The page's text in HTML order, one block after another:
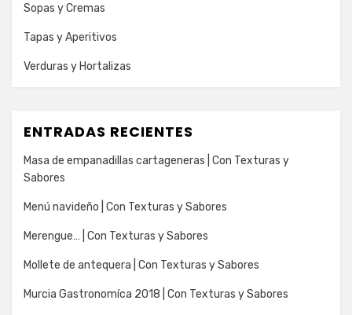
Sopas y Cremas
Tapas y Aperitivos
Verduras y Hortalizas
ENTRADAS RECIENTES
Masa de empanadillas cartageneras | Con Texturas y
Sabores
Menú navideño | Con Texturas y Sabores
Merengue… | Con Texturas y Sabores
Mollete de antequera | Con Texturas y Sabores
Murcia Gastronomíca 2018 | Con Texturas y Sabores